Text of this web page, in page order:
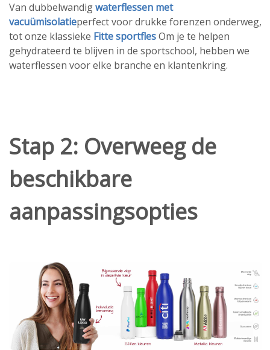
Van dubbelwandigwaterflessen met
vacuümisolatieperfect voor drukke forenzen onderweg,
tot onze klassieke Fitte sportflesOm je te helpen
gehydrateerd te blijven in de sportschool, hebben we
waterflessen voor elke branche en klantenkring.
Stap 2: Overweeg de
beschikbare
aanpassingsopties